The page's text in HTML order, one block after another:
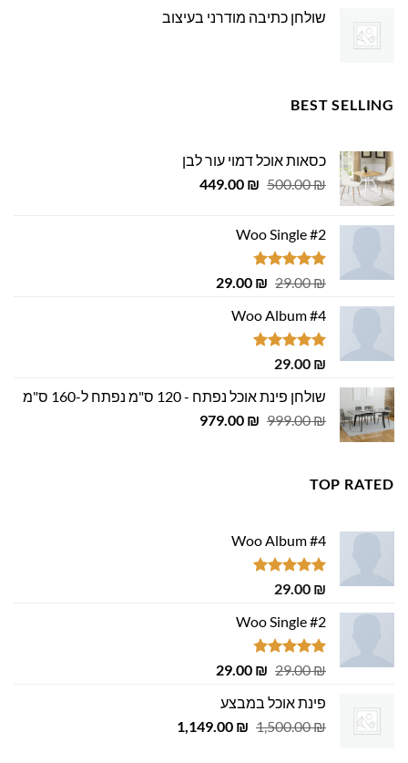
שולחן כתיבה מודרני בעיצוב
BEST SELLING
כסאות אוכל דמוי עור לבן
500.00₪
המחיר
500.00 ₪.
449.00 ₪
המחיר
Woo Single #2
דורג4.75
29.00₪
המחיר
היה:
29.00 ₪.
29.00 ₪
המחיר
Woo Album #4
דורג5.00
29.00 ₪
שולחן פינת אוכל נפתח - 120 ס"מ נפתח ל-160 ס"מ
999.00₪
המחיר
979.00 ₪
המחיר
TOP RATED
Woo Album #4
דורג5.00
29.00 ₪
Woo Single #2
דורג4.75
29.00₪
המחיר
היה:
29.00 ₪.
29.00 ₪
המחיר
29.00 ₪.
פינת אוכל במבצע
1,500.00₪
המחיר
1,149.00 ₪
המחיר